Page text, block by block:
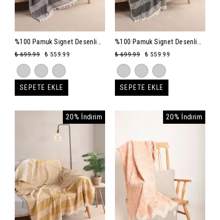
%100 Pamuk Signet Desenli
Çok Amaçlı Koltuk Örtüsü
130x170 cm - midnight plum
₺ 699.99 ₺ 559.99
SEPETE EKLE
%100 Pamuk Signet Desenli
Çok Amaçlı Koltuk Örtüsü
130x170 cm - siyah
₺ 699.99 ₺ 559.99
SEPETE EKLE
20% İndirim 20% İndirim